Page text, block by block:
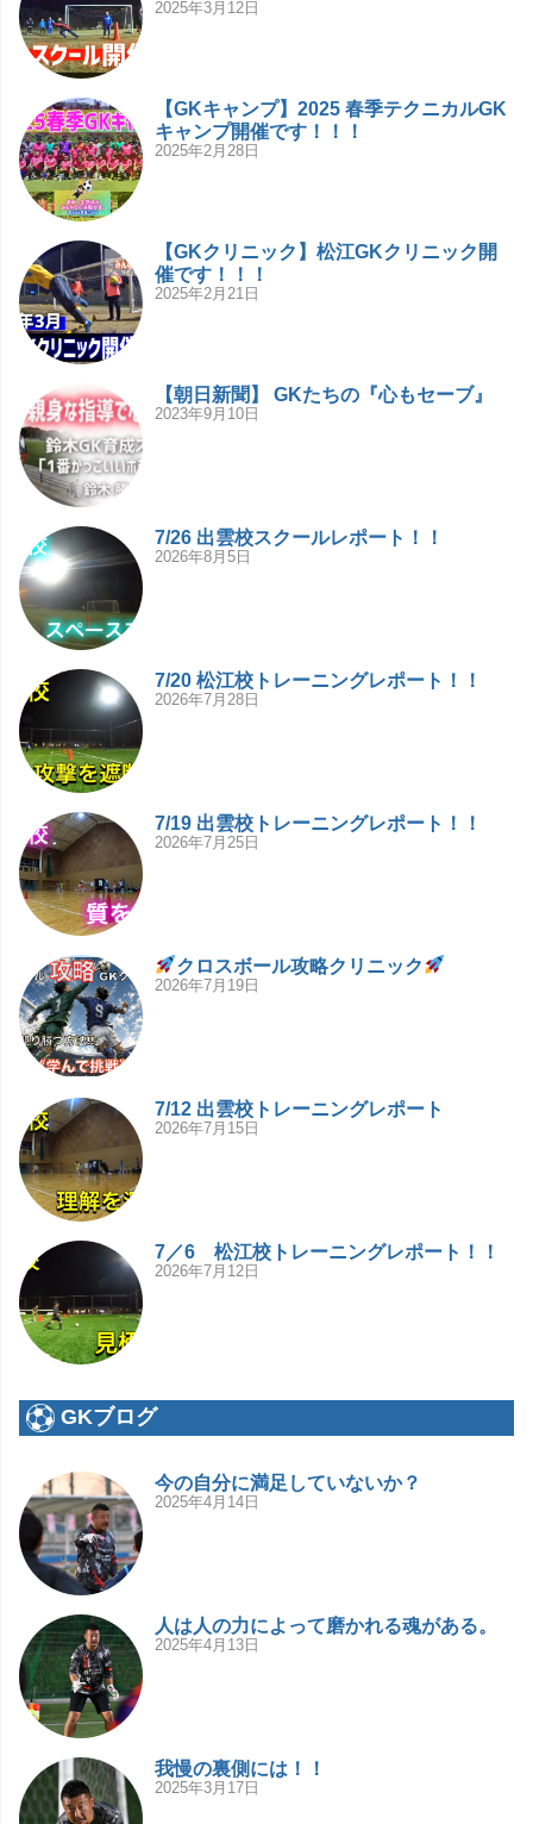
2025年3月12日
【GKキャンプ】2025 春季テクニカルGK
キャンプ開催です！！！
2025年2月28日
【GKクリニック】松江GKクリニック開
催です！！！
2025年2月21日
【朝日新聞】 GKたちの『心もセーブ』
2023年9月10日
7/26 出雲校スクールレポート！！
2026年8月5日
7/20 松江校トレーニングレポート！！
2026年7月28日
7/19 出雲校トレーニングレポート！！
2026年7月25日
クロスボール攻略クリニック
2026年7月19日
7/12 出雲校トレーニングレポート
2026年7月15日
7／6 松江校トレーニングレポート！！
2026年7月12日
GKブログ
今の自分に満足していないか？
2025年4月14日
人は人の力によって磨かれる魂がある。
2025年4月13日
我慢の裏側には！！
2025年3月17日